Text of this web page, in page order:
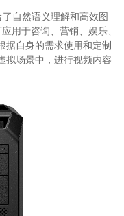
自然语义理解和高效图
用于咨询、营销、娱乐、
据自身的需求使用和定制
拟场景中，进行视频内容